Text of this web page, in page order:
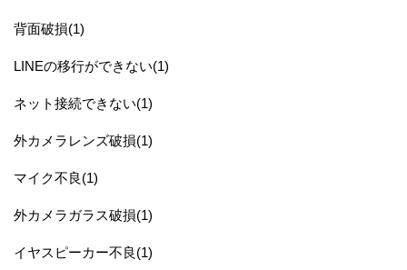
背面破損(1)
LINEの移行ができない(1)
ネット接続できない(1)
外カメラレンズ破損(1)
マイク不良(1)
外カメラガラス破損(1)
イヤスピーカー不良(1)